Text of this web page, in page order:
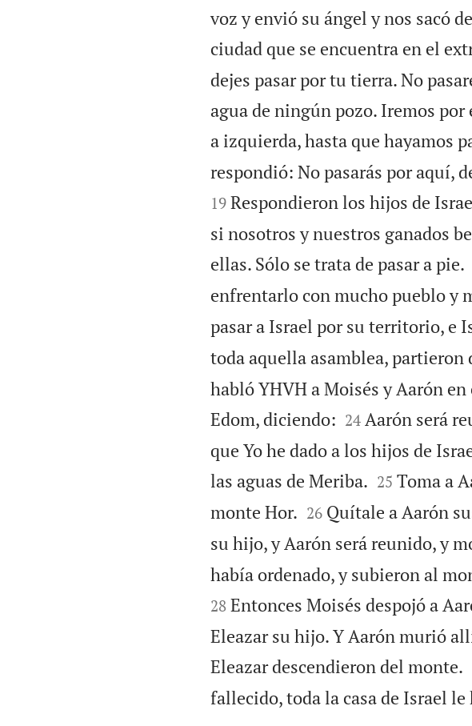
voz y envió su ángel y nos sacó
ciudad que se encuentra en el
dejes pasar por tu tierra. No
agua de ningún pozo. Iremos
a izquierda, hasta que hayamos
respondió: No pasarás por aquí,
19 Respondieron los hijos de
si nosotros y nuestros ganados
ellas. Sólo se trata de pasar a pie.
enfrentarlo con mucho pueblo y
pasar a Israel por su territorio, e
toda aquella asamblea, partieron
habló YHVH a Moisés y Aarón
Edom, diciendo:
24 Aarón será
que Yo he dado a los hijos de
las aguas de Meriba.
25 Toma a
monte Hor.
26 Quítale a Aarón
su hijo, y Aarón será reunido, y
había ordenado, y subieron al
28 Entonces Moisés despojó a
Eleazar su hijo. Y Aarón murió
Eleazar descendieron del monte.
fallecido, toda la casa de Israel